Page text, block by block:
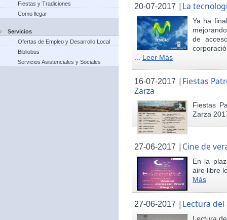
Fiestas y Tradiciones
Como llegar
Servicios
Ofertas de Empleo y Desarrollo Local
Bibliobus
Servicios Asistenciales y Sociales
20-07-2017 | La
Ya ha
de
Leer Más
16-07-2017 | Fiestas
Zarza
Fiestas
Zarza
27-06-2017 | Cine de
En la
aire libre
Más
27-06-2017 | Lectura del
Lectura